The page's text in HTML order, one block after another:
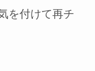
を付けて再チ